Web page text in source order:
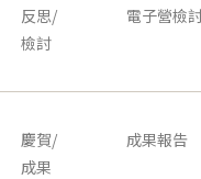
反思/
檢討
電子營檢
慶賀/
成果
成果報告